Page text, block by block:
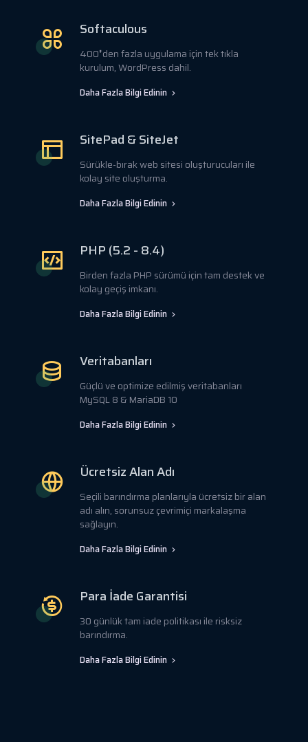
Softaculous
400❜den fazla uygulama için tek tıkla
kurulum, WordPress dahil.
Daha Fazla Bilgi Edinin
SitePad & SiteJet
Sürükle-bırak web sitesi oluşturucuları ile
kolay site oluşturma.
Daha Fazla Bilgi Edinin
PHP (5.2 - 8.4)
Birden fazla PHP sürümü için tam destek ve
kolay geçiş imkanı.
Daha Fazla Bilgi Edinin
Veritabanları
Güçlü ve optimize edilmiş veritabanları
MySQL 8 & MariaDB 10
Daha Fazla Bilgi Edinin
Ücretsiz Alan Adı
Seçili barındırma planlarıyla ücretsiz bir alan
adı alın, sorunsuz çevrimiçi markalaşma
sağlayın.
Daha Fazla Bilgi Edinin
Para İade Garantisi
30 günlük tam iade politikası ile risksiz
barındırma.
Daha Fazla Bilgi Edinin